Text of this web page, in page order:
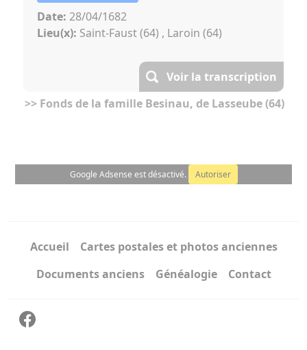
Date: 28/04/1682
Lieu(x): Saint-Faust (64) , Laroin (64)
Voir la transcription
>> Fonds de la famille Besinau, de Lasseube (64)
Google Adsense est désactivé. Autoriser
Accueil
Cartes postales et photos anciennes
Documents anciens
Généalogie Contact